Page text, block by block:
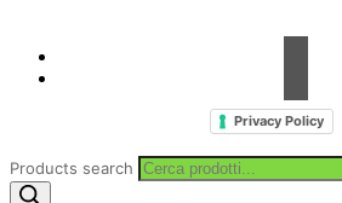
Privacy Policy
Products search